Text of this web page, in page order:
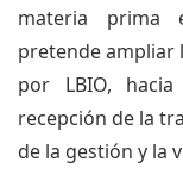
materia prima
pretende ampliar
por LBIO,
recepción de la
de la gestión y la